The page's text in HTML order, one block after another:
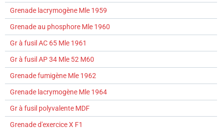
Grenade lacrymogène Mle 1959
Grenade au phosphore Mle 1960
Gr à fusil AC 65 Mle 1961
Gr à fusil AP 34 Mle 52 M60
Grenade fumigène Mle 1962
Grenade lacrymogène Mle 1964
Gr à fusil polyvalente MDF
Grenade d'exercice X F1